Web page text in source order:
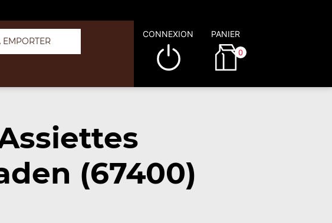
EMPORTER
CONNEXION PANIER
0
(67400)